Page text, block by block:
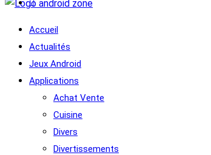
Accueil
Actualités
Jeux Android
Applications
Achat Vente
Cuisine
Divers
Divertissements